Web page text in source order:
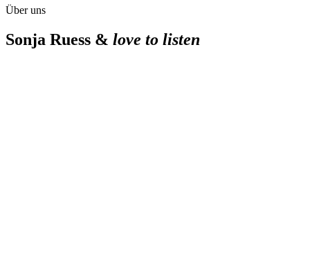
Über uns
Sonja Ruess & love to listen